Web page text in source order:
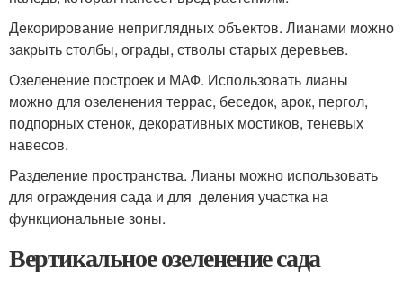
Декорирование неприглядных объектов. Лианами можно
закрыть столбы, ограды, стволы старых деревьев.
Озеленение построек и МАФ. Использовать лианы
можно для озеленения террас, беседок, арок, пергол,
подпорных стенок, декоративных мостиков, теневых
навесов.
Разделение пространства. Лианы можно использовать
для ограждения сада и для деления участка на
функциональные зоны.
Вертикальное озеленение сада